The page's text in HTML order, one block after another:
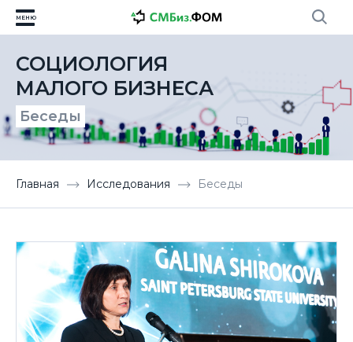
МЕНЮ
СОЦИОЛОГИЯ
МАЛОГО БИЗНЕСА
Беседы
Главная Исследования Беседы